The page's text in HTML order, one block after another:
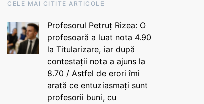
CELE MAI CITITE ARTICOLE
Profesorul Petruț Rizea: O
profesoară a luat nota 4.90
la Titularizare, iar după
contestații nota a ajuns la
8.70 / Astfel de erori îmi
arată ce entuziasmați sunt
profesorii buni, cu